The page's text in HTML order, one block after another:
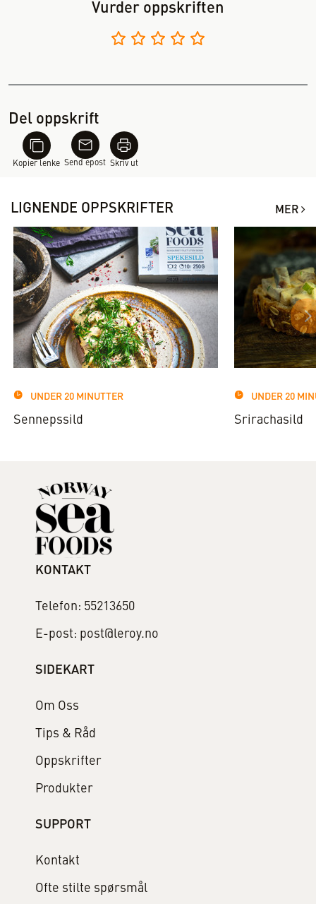
Vurder oppskriften
Del oppskrift
Kopier lenke Send epost Skriv ut
LIGNENDE OPPSKRIFTER MER
UNDER 20 MINUTTER
Sennepssild
UNDER 20
Srirachasild
KONTAKT
Telefon: 55213650
E-post: post@leroy.no
SIDEKART
Om Oss
Tips & Råd
Oppskrifter
Produkter
SUPPORT
Kontakt
Ofte stilte spørsmål